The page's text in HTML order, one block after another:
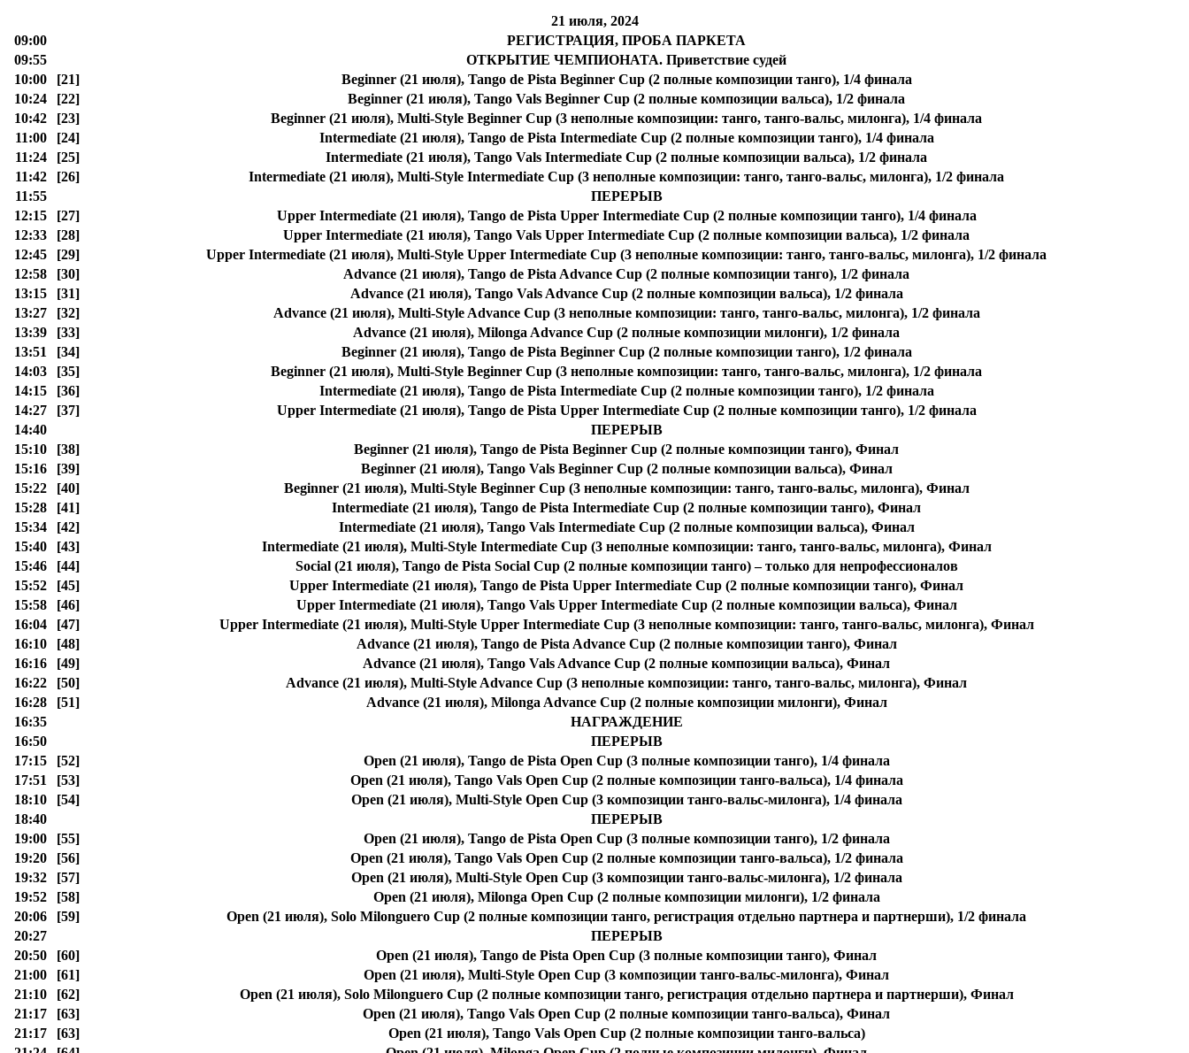
21 июля, 2024
09:00
РЕГИСТРАЦИЯ, ПРОБА ПАРКЕТА
09:55
ОТКРЫТИЕ ЧЕМПИОНАТА. Приветствие судей
10:00
[21]
Beginner (21 июля), Tango de Pista Beginner Cup (2 полные композиции танго), 1/4 финала
10:24
[22]
Beginner (21 июля), Tango Vals Beginner Cup (2 полные композиции вальса), 1/2 финала
10:42
[23]
Beginner (21 июля), Multi-Style Beginner Cup (3 неполные композиции: танго, танго-вальс, милонга), 1/4 финала
11:00
[24]
Intermediate (21 июля), Tango de Pista Intermediate Cup (2 полные композиции танго), 1/4 финала
11:24
[25]
Intermediate (21 июля), Tango Vals Intermediate Cup (2 полные композиции вальса), 1/2 финала
11:42
[26]
Intermediate (21 июля), Multi-Style Intermediate Cup (3 неполные композиции: танго, танго-вальс, милонга), 1/2 финала
11:55
ПЕРЕРЫВ
12:15
[27]
Upper Intermediate (21 июля), Tango de Pista Upper Intermediate Cup (2 полные композиции танго), 1/4 финала
12:33
[28]
Upper Intermediate (21 июля), Tango Vals Upper Intermediate Cup (2 полные композиции вальса), 1/2 финала
12:45
[29]
Upper Intermediate (21 июля), Multi-Style Upper Intermediate Cup (3 неполные композиции: танго, танго-вальс, милонга), 1/2 финала
12:58
[30]
Advance (21 июля), Tango de Pista Advance Cup (2 полные композиции танго), 1/2 финала
13:15
[31]
Advance (21 июля), Tango Vals Advance Cup (2 полные композиции вальса), 1/2 финала
13:27
[32]
Advance (21 июля), Multi-Style Advance Cup (3 неполные композиции: танго, танго-вальс, милонга), 1/2 финала
13:39
[33]
Advance (21 июля), Milonga Advance Cup (2 полные композиции милонги), 1/2 финала
13:51
[34]
Beginner (21 июля), Tango de Pista Beginner Cup (2 полные композиции танго), 1/2 финала
14:03
[35]
Beginner (21 июля), Multi-Style Beginner Cup (3 неполные композиции: танго, танго-вальс, милонга), 1/2 финала
14:15
[36]
Intermediate (21 июля), Tango de Pista Intermediate Cup (2 полные композиции танго), 1/2 финала
14:27
[37]
Upper Intermediate (21 июля), Tango de Pista Upper Intermediate Cup (2 полные композиции танго), 1/2 финала
14:40
ПЕРЕРЫВ
15:10
[38]
Beginner (21 июля), Tango de Pista Beginner Cup (2 полные композиции танго), Финал
15:16
[39]
Beginner (21 июля), Tango Vals Beginner Cup (2 полные композиции вальса), Финал
15:22
[40]
Beginner (21 июля), Multi-Style Beginner Cup (3 неполные композиции: танго, танго-вальс, милонга), Финал
15:28
[41]
Intermediate (21 июля), Tango de Pista Intermediate Cup (2 полные композиции танго), Финал
15:34
[42]
Intermediate (21 июля), Tango Vals Intermediate Cup (2 полные композиции вальса), Финал
15:40
[43]
Intermediate (21 июля), Multi-Style Intermediate Cup (3 неполные композиции: танго, танго-вальс, милонга), Финал
15:46
[44]
Social (21 июля), Tango de Pista Social Cup (2 полные композиции танго) – только для непрофессионалов
15:52
[45]
Upper Intermediate (21 июля), Tango de Pista Upper Intermediate Cup (2 полные композиции танго), Финал
15:58
[46]
Upper Intermediate (21 июля), Tango Vals Upper Intermediate Cup (2 полные композиции вальса), Финал
16:04
[47]
Upper Intermediate (21 июля), Multi-Style Upper Intermediate Cup (3 неполные композиции: танго, танго-вальс, милонга), Финал
16:10
[48]
Advance (21 июля), Tango de Pista Advance Cup (2 полные композиции танго), Финал
16:16
[49]
Advance (21 июля), Tango Vals Advance Cup (2 полные композиции вальса), Финал
16:22
[50]
Advance (21 июля), Multi-Style Advance Cup (3 неполные композиции: танго, танго-вальс, милонга), Финал
16:28
[51]
Advance (21 июля), Milonga Advance Cup (2 полные композиции милонги), Финал
16:35
НАГРАЖДЕНИЕ
16:50
ПЕРЕРЫВ
17:15
[52]
Open (21 июля), Tango de Pista Open Cup (3 полные композиции танго), 1/4 финала
17:51
[53]
Open (21 июля), Tango Vals Open Cup (2 полные композиции танго-вальса), 1/4 финала
18:10
[54]
Open (21 июля), Multi-Style Open Cup (3 композиции танго-вальс-милонга), 1/4 финала
18:40
ПЕРЕРЫВ
19:00
[55]
Open (21 июля), Tango de Pista Open Cup (3 полные композиции танго), 1/2 финала
19:20
[56]
Open (21 июля), Tango Vals Open Cup (2 полные композиции танго-вальса), 1/2 финала
19:32
[57]
Open (21 июля), Multi-Style Open Cup (3 композиции танго-вальс-милонга), 1/2 финала
19:52
[58]
Open (21 июля), Milonga Open Cup (2 полные композиции милонги), 1/2 финала
20:06
[59]
Open (21 июля), Solo Milonguero Cup (2 полные композиции танго, регистрация отдельно партнера и партнерши), 1/2 финала
20:27
ПЕРЕРЫВ
20:50
[60]
Open (21 июля), Tango de Pista Open Cup (3 полные композиции танго), Финал
21:00
[61]
Open (21 июля), Multi-Style Open Cup (3 композиции танго-вальс-милонга), Финал
21:10
[62]
Open (21 июля), Solo Milonguero Cup (2 полные композиции танго, регистрация отдельно партнера и партнерши), Финал
21:17
[63]
Open (21 июля), Tango Vals Open Cup (2 полные композиции танго-вальса), Финал
21:17
[63]
Open (21 июля), Tango Vals Open Cup (2 полные композиции танго-вальса)